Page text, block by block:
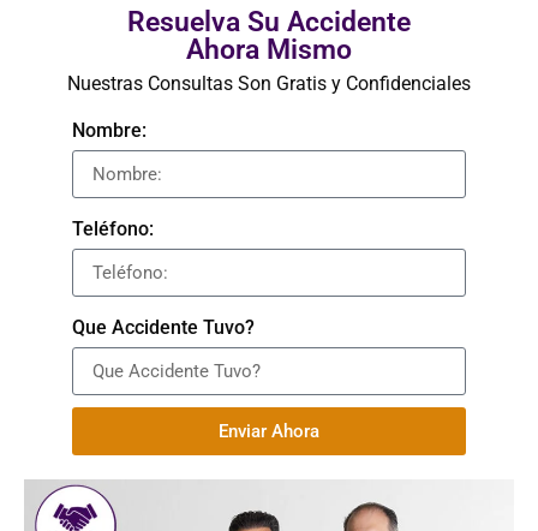
Resuelva Su Accidente
Ahora Mismo
Nuestras Consultas Son Gratis y Confidenciales
Nombre:
Teléfono:
Que Accidente Tuvo?
Enviar Ahora